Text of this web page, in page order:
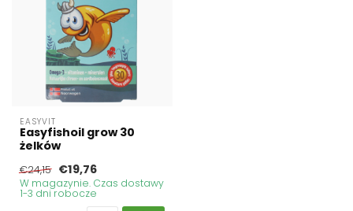
EASYVIT
Easyfishoil grow 30
żelków
€24,15 €19,76
W magazynie. Czas dostawy
1-3 dni robocze